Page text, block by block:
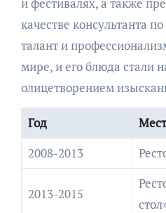
качестве консультанта
талант и
мире, и его блюда стали
олицетворением
Год
2008-2013
2013-2015